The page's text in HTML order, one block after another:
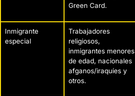
Green Card.
Inmigrante
especial
Trabajadores
religiosos,
inmigrantes menores
de edad, nacionales
afganos/iraquíes y
otros.